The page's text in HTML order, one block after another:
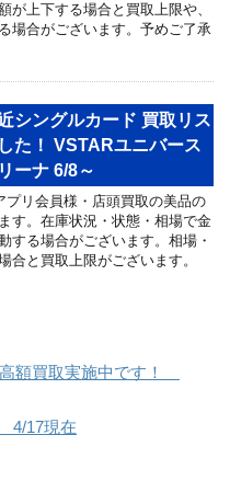
が上下する場合と買取上限や、
場合がございます。予めご了承
シングルカード 買取リス
た！ VSTARユニバース
ーナ 6/8～
リ会員様・店頭買取の美品の
す。在庫状況・状態・相場で金
する場合がございます。相場・
合と買取上限がございます。
額買取実施中です！
4/17現在